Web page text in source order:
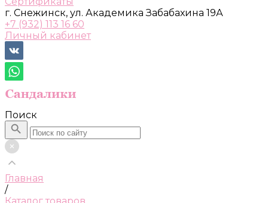
г. Снежинск, ул. Академика Забабахина 19А
+7 (932) 113 16 60
Личный кабинет
Поиск
Главная
/